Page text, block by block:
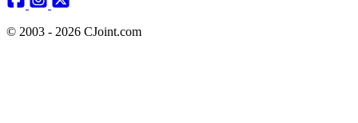
© 2003 - 2026 CJoint.com